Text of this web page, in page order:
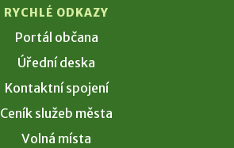
RYCHLÉ ODKAZY
Portál občana
Úřední deska
Kontaktní spojení
Ceník služeb města
Volná místa